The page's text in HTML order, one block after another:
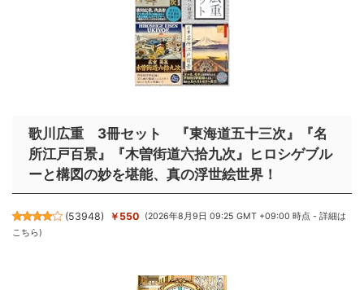
歌川広重 3冊セット 『東海道五十三次』『名
所江戸百景』『木曽街道六拾九次』ヒロシゲブル
ーと構図の妙を堪能、真の浮世絵世界！
(53948) ￥550 (2026年8月9日 09:25 GMT +09:00 時点 -詳細は
こちら)